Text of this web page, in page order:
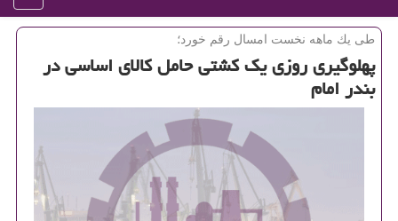
طی یك ماهه نخست امسال رقم خورد؛
پهلوگیری روزی یك كشتی حامل كالای اساسی در
بندر امام